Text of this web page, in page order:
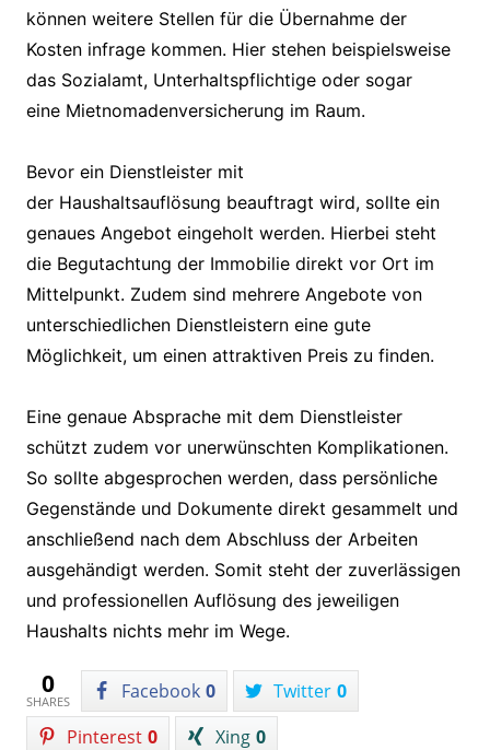
können weitere Stellen für die Übernahme der
Kosten infrage kommen. Hier stehen beispielsweise
das Sozialamt, Unterhaltspflichtige oder sogar
eine Mietnomadenversicherung im Raum.
Bevor ein Dienstleister mit
der Haushaltsauflösung beauftragt wird, sollte ein
genaues Angebot eingeholt werden. Hierbei steht
die Begutachtung der Immobilie direkt vor Ort im
Mittelpunkt. Zudem sind mehrere Angebote von
unterschiedlichen Dienstleistern eine gute
Möglichkeit, um einen attraktiven Preis zu finden.
Eine genaue Absprache mit dem Dienstleister
schützt zudem vor unerwünschten Komplikationen.
So sollte abgesprochen werden, dass persönliche
Gegenstände und Dokumente direkt gesammelt und
anschließend nach dem Abschluss der Arbeiten
ausgehändigt werden. Somit steht der zuverlässigen
und professionellen Auflösung des jeweiligen
Haushalts nichts mehr im Wege.
0
SHARES Facebook 0 Twitter 0
Pinterest 0 Xing 0